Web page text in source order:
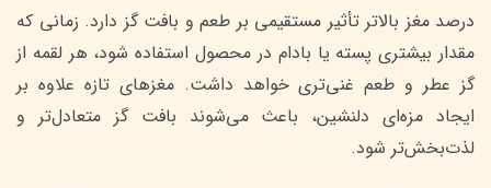
درصد مغز بالاتر تأثیر مستقیمی بر طعم و بافت گز دارد. زمانی که
مقدار بیشتری پسته یا بادام در محصول استفاده شود، هر لقمه از
گز عطر و طعم غنی‌تری خواهد داشت. مغزهای تازه علاوه بر
ایجاد مزه‌ای دلنشین، باعث می‌شوند بافت گز متعادل‌تر و
لذت‌بخش‌تر شود.